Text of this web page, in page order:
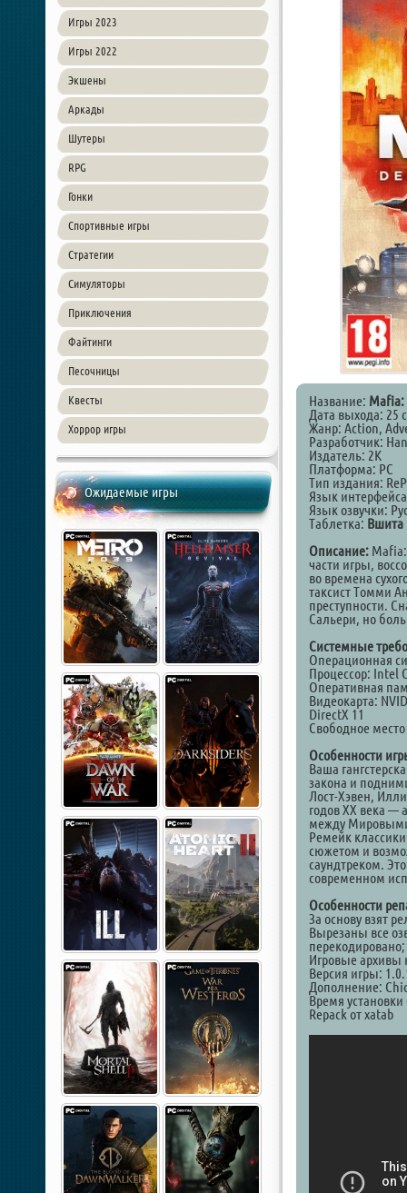
Игры 2023
Игры 2022
Экшены
Аркады
Шутеры
RPG
Гонки
Спортивные игры
Стратегии
Симуляторы
Приключения
Файтинги
Песочницы
Квесты
Хоррор игры
Ожидаемые игры
Название:
Дата выхода: 25
Жанр: Action,
Разработчик:
Издатель: 2K
Платформа: PC
Тип издания:
Язык
Язык озвучки:
Таблетка: Вшита
Описание:
части игры,
во времена
таксист Томми
преступности.
Сальери, но
Системные
Операционная
Процессор: Intel
Оперативная
Видеокарта:
DirectX 11
Свободное
Особенности
Ваша
закона и
Лост-Хэвен,
годов XX века —
между
Ремейк
сюжетом и
саундтреком.
современном
Особенности
За основу взят
Вырезаны все
перекодировано;
Игровые архивы
Версия игры:
Дополнение:
Время
Repack от xatab